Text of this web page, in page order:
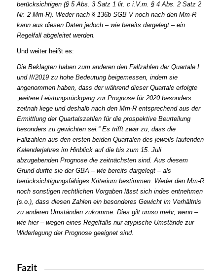
berücksichtigen (§ 5 Abs. 3 Satz 1 lit. c i.V.m. § 4 Abs. 2 Satz 2
Nr. 2 Mm-R). Weder nach § 136b SGB V noch nach den Mm-R
kann aus diesen Daten jedoch – wie bereits dargelegt – ein
Regelfall abgeleitet werden.
Und weiter heißt es:
Die Beklagten haben zum anderen den Fallzahlen der Quartale I
und II/2019 zu hohe Bedeutung beigemessen, indem sie
angenommen haben, dass der während dieser Quartale erfolgte
„weitere Leistungsrückgang zur Prognose für 2020 besonders
zeitnah liege und deshalb nach den Mm-R entsprechend aus der
Ermittlung der Quartalszahlen für die prospektive Beurteilung
besonders zu gewichten sei.“ Es trifft zwar zu, dass die
Fallzahlen aus den ersten beiden Quartalen des jeweils laufenden
Kalenderjahres im Hinblick auf die bis zum 15. Juli
abzugebenden Prognose die zeitnächsten sind. Aus diesem
Grund durfte sie der GBA – wie bereits dargelegt – als
berücksichtigungsfähiges Kriterium bestimmen. Weder den Mm-R
noch sonstigen rechtlichen Vorgaben lässt sich indes entnehmen
(s.o.), dass diesen Zahlen ein besonderes Gewicht im Verhältnis
zu anderen Umständen zukomme. Dies gilt umso mehr, wenn –
wie hier – wegen eines Regelfalls nur atypische Umstände zur
Widerlegung der Prognose geeignet sind.
Fazit